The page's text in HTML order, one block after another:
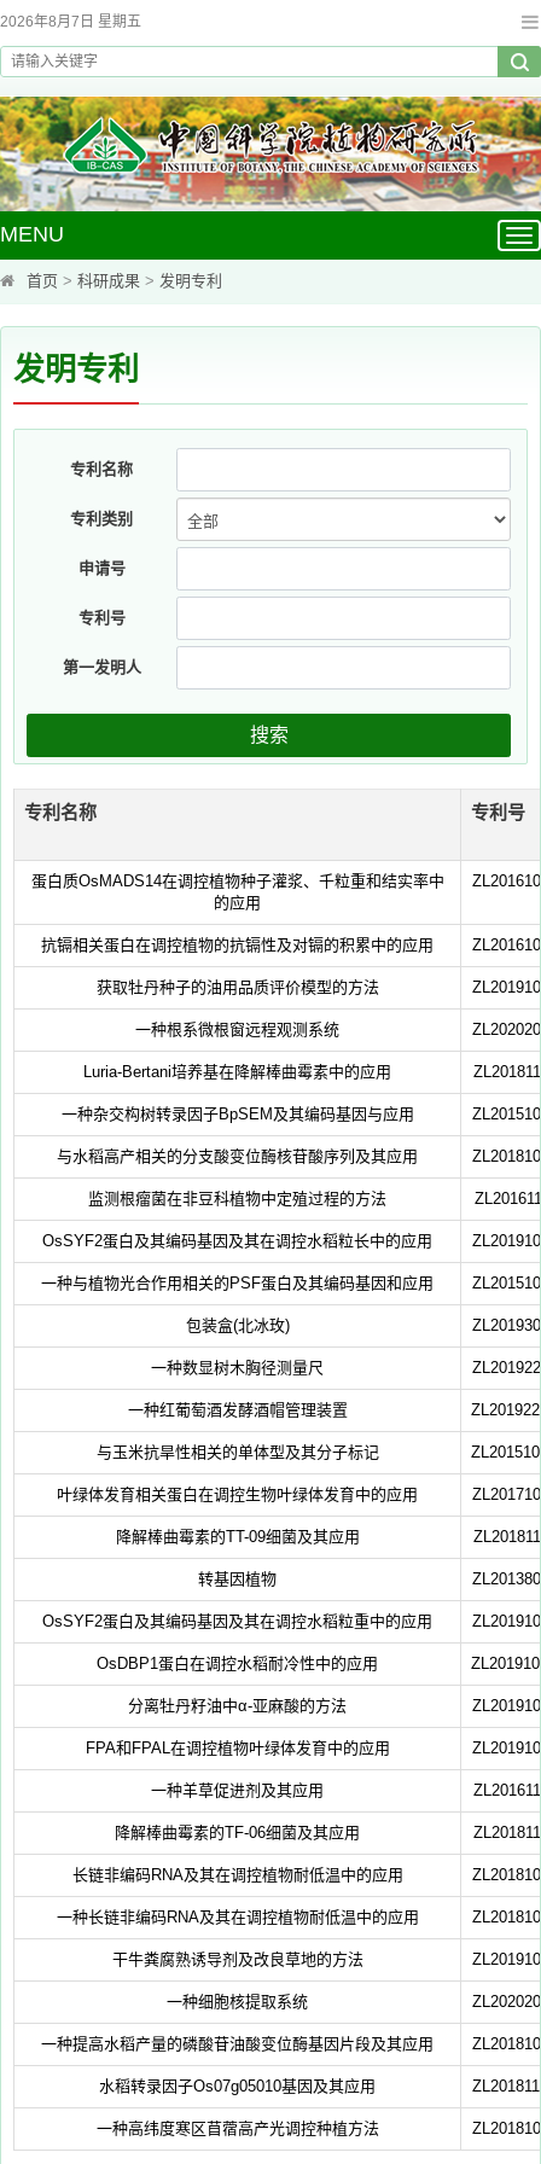
2026年8月7日 星期五
MENU
首页 > 科研成果 > 发明专利
发明专利
专利名称
专利类别
申请号
专利号
第一发明人
搜索
专利名称 专利号
蛋白质OsMADS14在调控植物种子灌浆、千粒重和结实率中
的应用
抗镉相关蛋白在调控植物的抗镉性及对镉的积累中的应用
获取牡丹种子的油用品质评价模型的方法
一种根系微根窗远程观测系统
Luria-Bertani培养基在降解棒曲霉素中的应用
一种杂交构树转录因子BpSEM及其编码基因与应用
与水稻高产相关的分支酸变位酶核苷酸序列及其应用
监测根瘤菌在非豆科植物中定殖过程的方法
OsSYF2蛋白及其编码基因及其在调控水稻粒长中的应用
一种与植物光合作用相关的PSF蛋白及其编码基因和应用
包装盒(北冰玫)
一种数显树木胸径测量尺
一种红葡萄酒发酵酒帽管理装置
与玉米抗旱性相关的单体型及其分子标记
叶绿体发育相关蛋白在调控生物叶绿体发育中的应用
降解棒曲霉素的TT-09细菌及其应用
转基因植物
OsSYF2蛋白及其编码基因及其在调控水稻粒重中的应用
OsDBP1蛋白在调控水稻耐冷性中的应用
分离牡丹籽油中α-亚麻酸的方法
FPA和FPAL在调控植物叶绿体发育中的应用
一种羊草促进剂及其应用
降解棒曲霉素的TF-06细菌及其应用
长链非编码RNA及其在调控植物耐低温中的应用
一种长链非编码RNA及其在调控植物耐低温中的应用
干牛粪腐熟诱导剂及改良草地的方法
一种细胞核提取系统
一种提高水稻产量的磷酸苷油酸变位酶基因片段及其应用
水稻转录因子Os07g05010基因及其应用
一种高纬度寒区苜蓿高产光调控种植方法